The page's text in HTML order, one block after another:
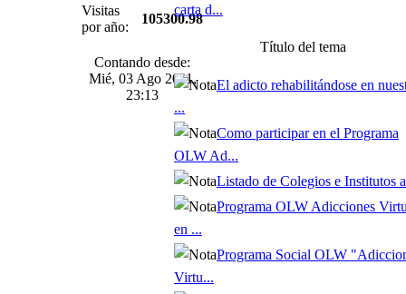
Visitas
por año:
105300.98
Contando desde:
Mié, 03 Ago 2011,
23:13
carta d...
Título del tema
El adicto rehabilitándose en
...
Como participar en el Programa
OLW Ad...
Listado de Colegios e Institutos
Programa OLW Adicciones
en ...
Programa Social OLW
Virtu...